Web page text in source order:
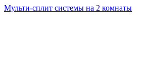
Мульти-сплит системы на 2 комнаты